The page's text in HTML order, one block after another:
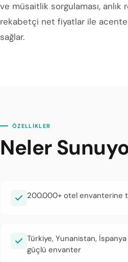
ve müsaitlik sorgulaması, anlık
rekabetçi net fiyatlar ile
sağlar.
ÖZELLİKLER
Neler
200.000+ otel envanterine
Türkiye, Yunanistan,
güçlü envanter